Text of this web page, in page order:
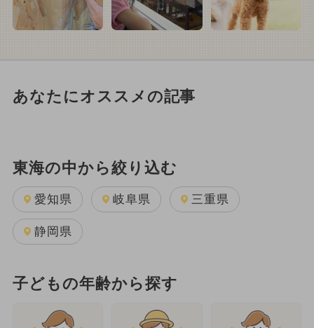
あなたにオススメの記事
東海の中から絞り込む
愛知県 岐阜県 三重県
静岡県
子どもの年齢から探す